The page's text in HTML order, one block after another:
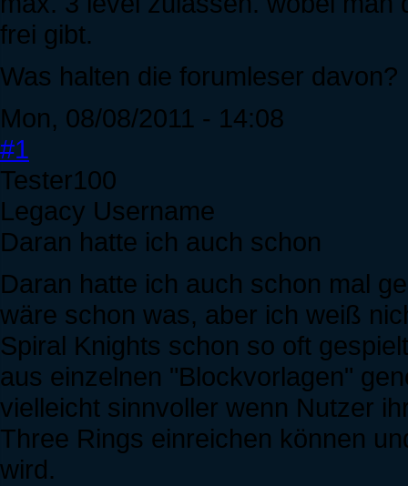
frei gibt.
Was halten die forumleser davon?
Mon, 08/08/2011 - 14:08
#1
Tester100
Legacy Username
Daran hatte ich auch schon
Daran hatte ich auch schon mal
wäre schon was, aber ich weiß
Spiral Knights schon so oft
aus einzelnen "Blockvorlagen"
vielleicht sinnvoller wenn Nutzer
Three Rings einreichen können
wird.